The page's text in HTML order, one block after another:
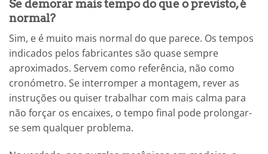
Se demorar mais tempo do que o previsto, é
normal?
Sim, e é muito mais normal do que parece. Os tempos
indicados pelos fabricantes são quase sempre
aproximados. Servem como referência, não como
cronómetro. Se interromper a montagem, rever as
instruções ou quiser trabalhar com mais calma para
não forçar os encaixes, o tempo final pode prolongar-
se sem qualquer problema.